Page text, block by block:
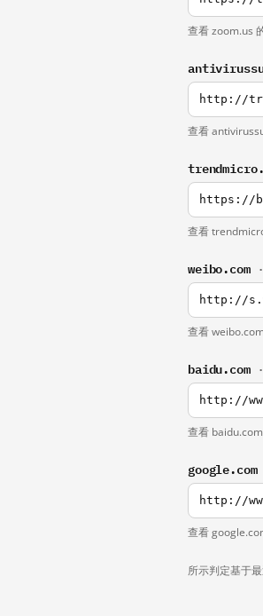
查看 zoom.us
http://
查看
https://
查看
weibo.com
http://
查看
baidu.com
http://
查看
google.com
http://
查看
所示判定基于